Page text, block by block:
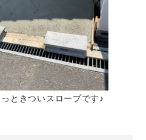
ときついスロープです♪